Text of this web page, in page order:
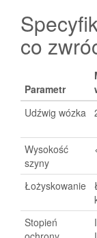
co
Parametr
Udźwig wózka
Wysokość
szyny
Łożyskowanie
Stopień